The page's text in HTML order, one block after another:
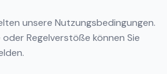
unsere Nutzungsbedingungen.
Regelverstöße können Sie